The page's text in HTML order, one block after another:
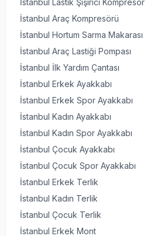
İstanbul Lastik Şişirici Kompresör
İstanbul Araç Kompresörü
İstanbul Hortum Sarma Makarası
İstanbul Araç Lastiği Pompası
İstanbul İlk Yardım Çantası
İstanbul Erkek Ayakkabı
İstanbul Erkek Spor Ayakkabı
İstanbul Kadın Ayakkabı
İstanbul Kadın Spor Ayakkabı
İstanbul Çocuk Ayakkabı
İstanbul Çocuk Spor Ayakkabı
İstanbul Erkek Terlik
İstanbul Kadın Terlik
İstanbul Çocuk Terlik
İstanbul Erkek Mont